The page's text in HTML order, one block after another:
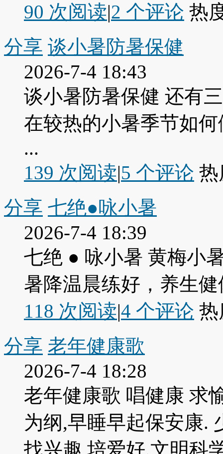
90 次阅读|2 个评论 热
分享 谈小暑防暑保健
2026-7-4 18:43
谈小暑防暑保健 还有
在较热的小暑季节如
...
139 次阅读|5 个评论
分享 七绝●咏小暑
2026-7-4 18:39
七绝 ● 咏小暑 黄梅小
暑降温晨练好，养生
118 次阅读|4 个评论
分享 老年健康歌
2026-7-4 18:28
老年健康歌 唱健康 求
为纲,早睡早起保安康.
找兴趣 培爱好,文明科